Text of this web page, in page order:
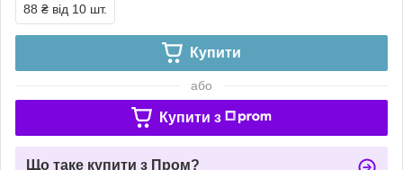
88 ₴ від 10 шт.
Купити
або
Купити з
Що таке купити з Пром?